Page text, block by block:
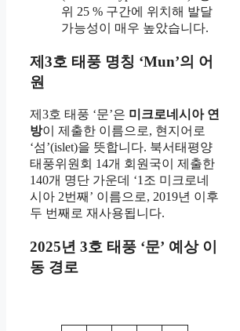
위 25 % 구간에 위치해 발달
가능성이 매우 높았습니다.
제3호 태풍 명칭 ‘Mun’의 어
원
제3호 태풍 ‘문’은 미크로네시아 연
방이 제출한 이름으로, 현지어로
‘섬’(islet)을 뜻합니다. 북서태평양
태풍위원회 14개 회원국이 제출한
140개 명단 가운데 ‘1조 미크로네
시아 2번째’ 이름으로, 2019년 이후
두 번째로 재사용됩니다.
2025년 3호 태풍 ‘문’ 예상 이
동 경로